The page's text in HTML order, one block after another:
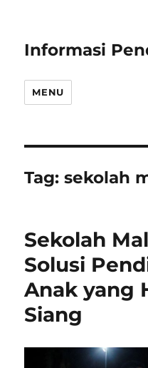
Informasi
MENU
Tag:sekolah
Sekolah
Solusi
Anak yang
Siang